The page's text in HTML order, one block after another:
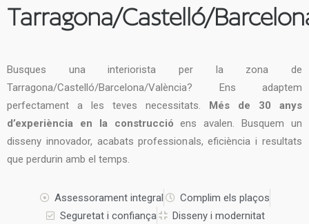
Tarragona/Castelló/
Busques una interiorista per la zona de
Tarragona/Castelló/Barcelona/València? Ens adaptem
perfectament a les teves necessitats.
Més de 30 anys
d’experiència en la construcció ens avalen. Busquem un
disseny innovador, acabats professionals, eficiència i resultats
que perdurin amb el temps.
Assessorament integral
Complim els plaços
Seguretat i confiança
Disseny i modernitat